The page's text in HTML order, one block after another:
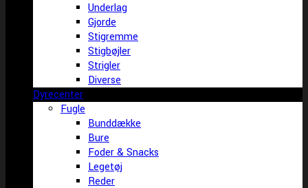
Underlag
Gjorde
Stigremme
Stigbøjler
Strigler
Diverse
Dyrecenter
Fugle
Bunddække
Bure
Foder & Snacks
Legetøj
Reder